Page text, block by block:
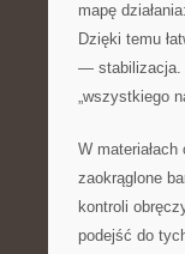
mapę
Dzięki temu
— stabilizacja.
„wszystkiego
W
zaokrąglone
kontroli
podejść do